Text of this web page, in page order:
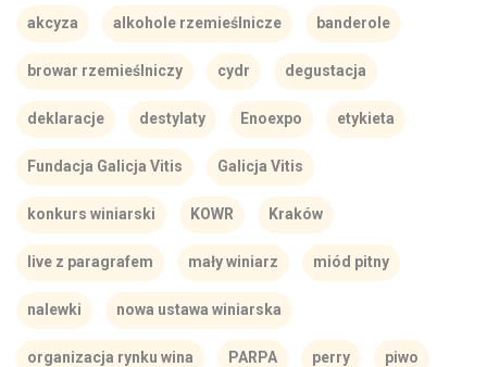
akcyza alkohole rzemieślnicze banderole
browar rzemieślniczy cydr degustacja
deklaracje destylaty Enoexpo etykieta
Fundacja Galicja Vitis Galicja Vitis
konkurs winiarski KOWR Kraków
live z paragrafem mały winiarz miód pitny
nalewki nowa ustawa winiarska
organizacja rynku wina PARPA perry piwo